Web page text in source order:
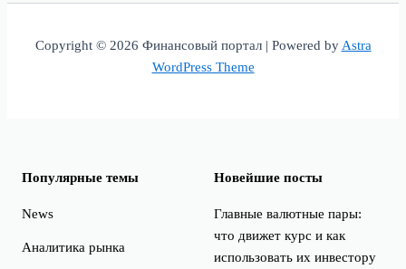
Copyright © 2026 Финансовый портал | Powered byAstra
WordPress Theme
Популярные темы
News
Аналитика рынка
Новейшие посты
Главные валютные пары:
что движет курс и как
использовать их инвестору